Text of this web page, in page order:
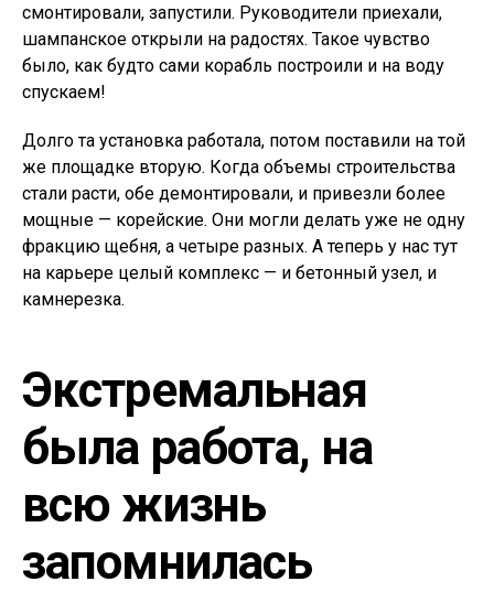
смонтировали, запустили. Руководители приехали,
шампанское открыли на радостях. Такое чувство
было, как будто сами корабль построили и на воду
спускаем!
Долго та установка работала, потом поставили на той
же площадке вторую. Когда объемы строительства
стали расти, обе демонтировали, и привезли более
мощные — корейские. Они могли делать уже не одну
фракцию щебня, а четыре разных. А теперь у нас тут
на карьере целый комплекс — и бетонный узел, и
камнерезка.
Экстремальная
была работа, на
всю жизнь
запомнилась